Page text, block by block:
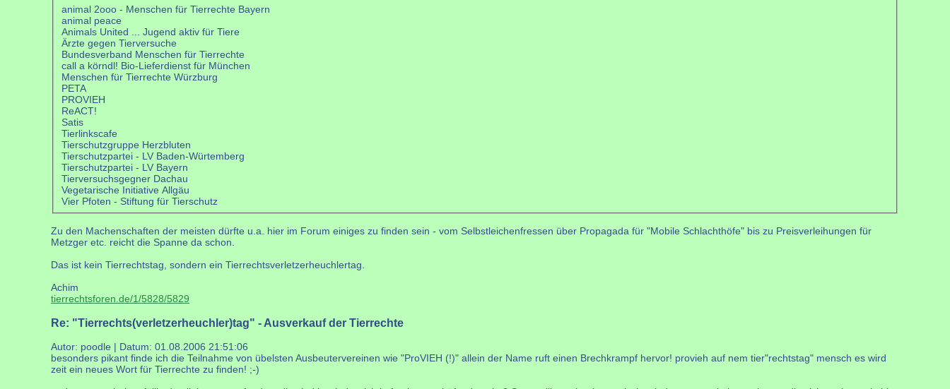
animal 2ooo - Menschen für Tierrechte Bayern
animal peace
Animals United ... Jugend aktiv für Tiere
Ärzte gegen Tierversuche
Bundesverband Menschen für Tierrechte
call a körndl! Bio-Lieferdienst für München
Menschen für Tierrechte Würzburg
PETA
PROVIEH
ReACT!
Satis
Tierlinkscafe
Tierschutzgruppe Herzbluten
Tierschutzpartei - LV Baden-Würtemberg
Tierschutzpartei - LV Bayern
Tierversuchsgegner Dachau
Vegetarische Initiative Allgäu
Vier Pfoten - Stiftung für Tierschutz
Zu den Machenschaften der meisten dürfte u.a. hier im Forum einiges zu finden sein - vom Selbstleichenfressen über Propagada für "Mobile Schlachthöfe" bis zu Preisverleihungen für
Metzger etc. reicht die Spanne da schon.
Das ist kein Tierrechtstag, sondern ein Tierrechtsverletzerheuchlertag.
Achim
tierrechtsforen.de/1/5828/5829
Re: "Tierrechts(verletzerheuchler)tag" - Ausverkauf der Tierrechte
Autor: poodle | Datum: 01.08.2006 21:51:06
besonders pikant finde ich die Teilnahme von übelsten Ausbeutervereinen wie "ProVIEH (!)" allein der Name ruft einen Brechkrampf hervor! provieh auf nem tier"rechtstag" mensch es wird
zeit ein neues Wort für Tierrechte zu finden! ;-)